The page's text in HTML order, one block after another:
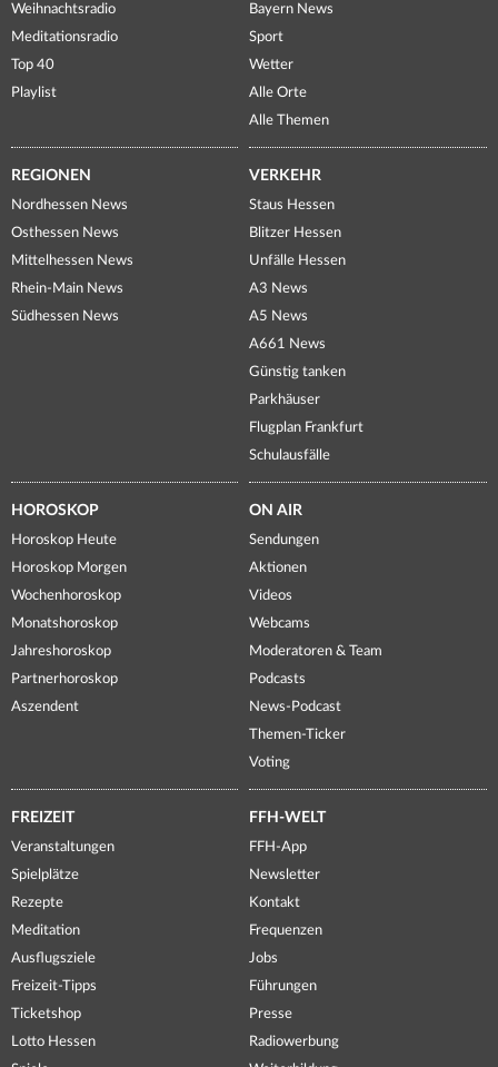
Weihnachtsradio
Meditationsradio
Top 40
Playlist
Bayern News
Sport
Wetter
Alle Orte
Alle Themen
REGIONEN
Nordhessen News
Osthessen News
Mittelhessen News
Rhein-Main News
Südhessen News
VERKEHR
Staus Hessen
Blitzer Hessen
Unfälle Hessen
A3 News
A5 News
A661 News
Günstig tanken
Parkhäuser
Flugplan Frankfurt
Schulausfälle
HOROSKOP
Horoskop Heute
Horoskop Morgen
Wochenhoroskop
Monatshoroskop
Jahreshoroskop
Partnerhoroskop
Aszendent
ON AIR
Sendungen
Aktionen
Videos
Webcams
Moderatoren & Team
Podcasts
News-Podcast
Themen-Ticker
Voting
FREIZEIT
Veranstaltungen
Spielplätze
Rezepte
Meditation
Ausflugsziele
Freizeit-Tipps
Ticketshop
Lotto Hessen
FFH-WELT
FFH-App
Newsletter
Kontakt
Frequenzen
Jobs
Führungen
Presse
Radiowerbung